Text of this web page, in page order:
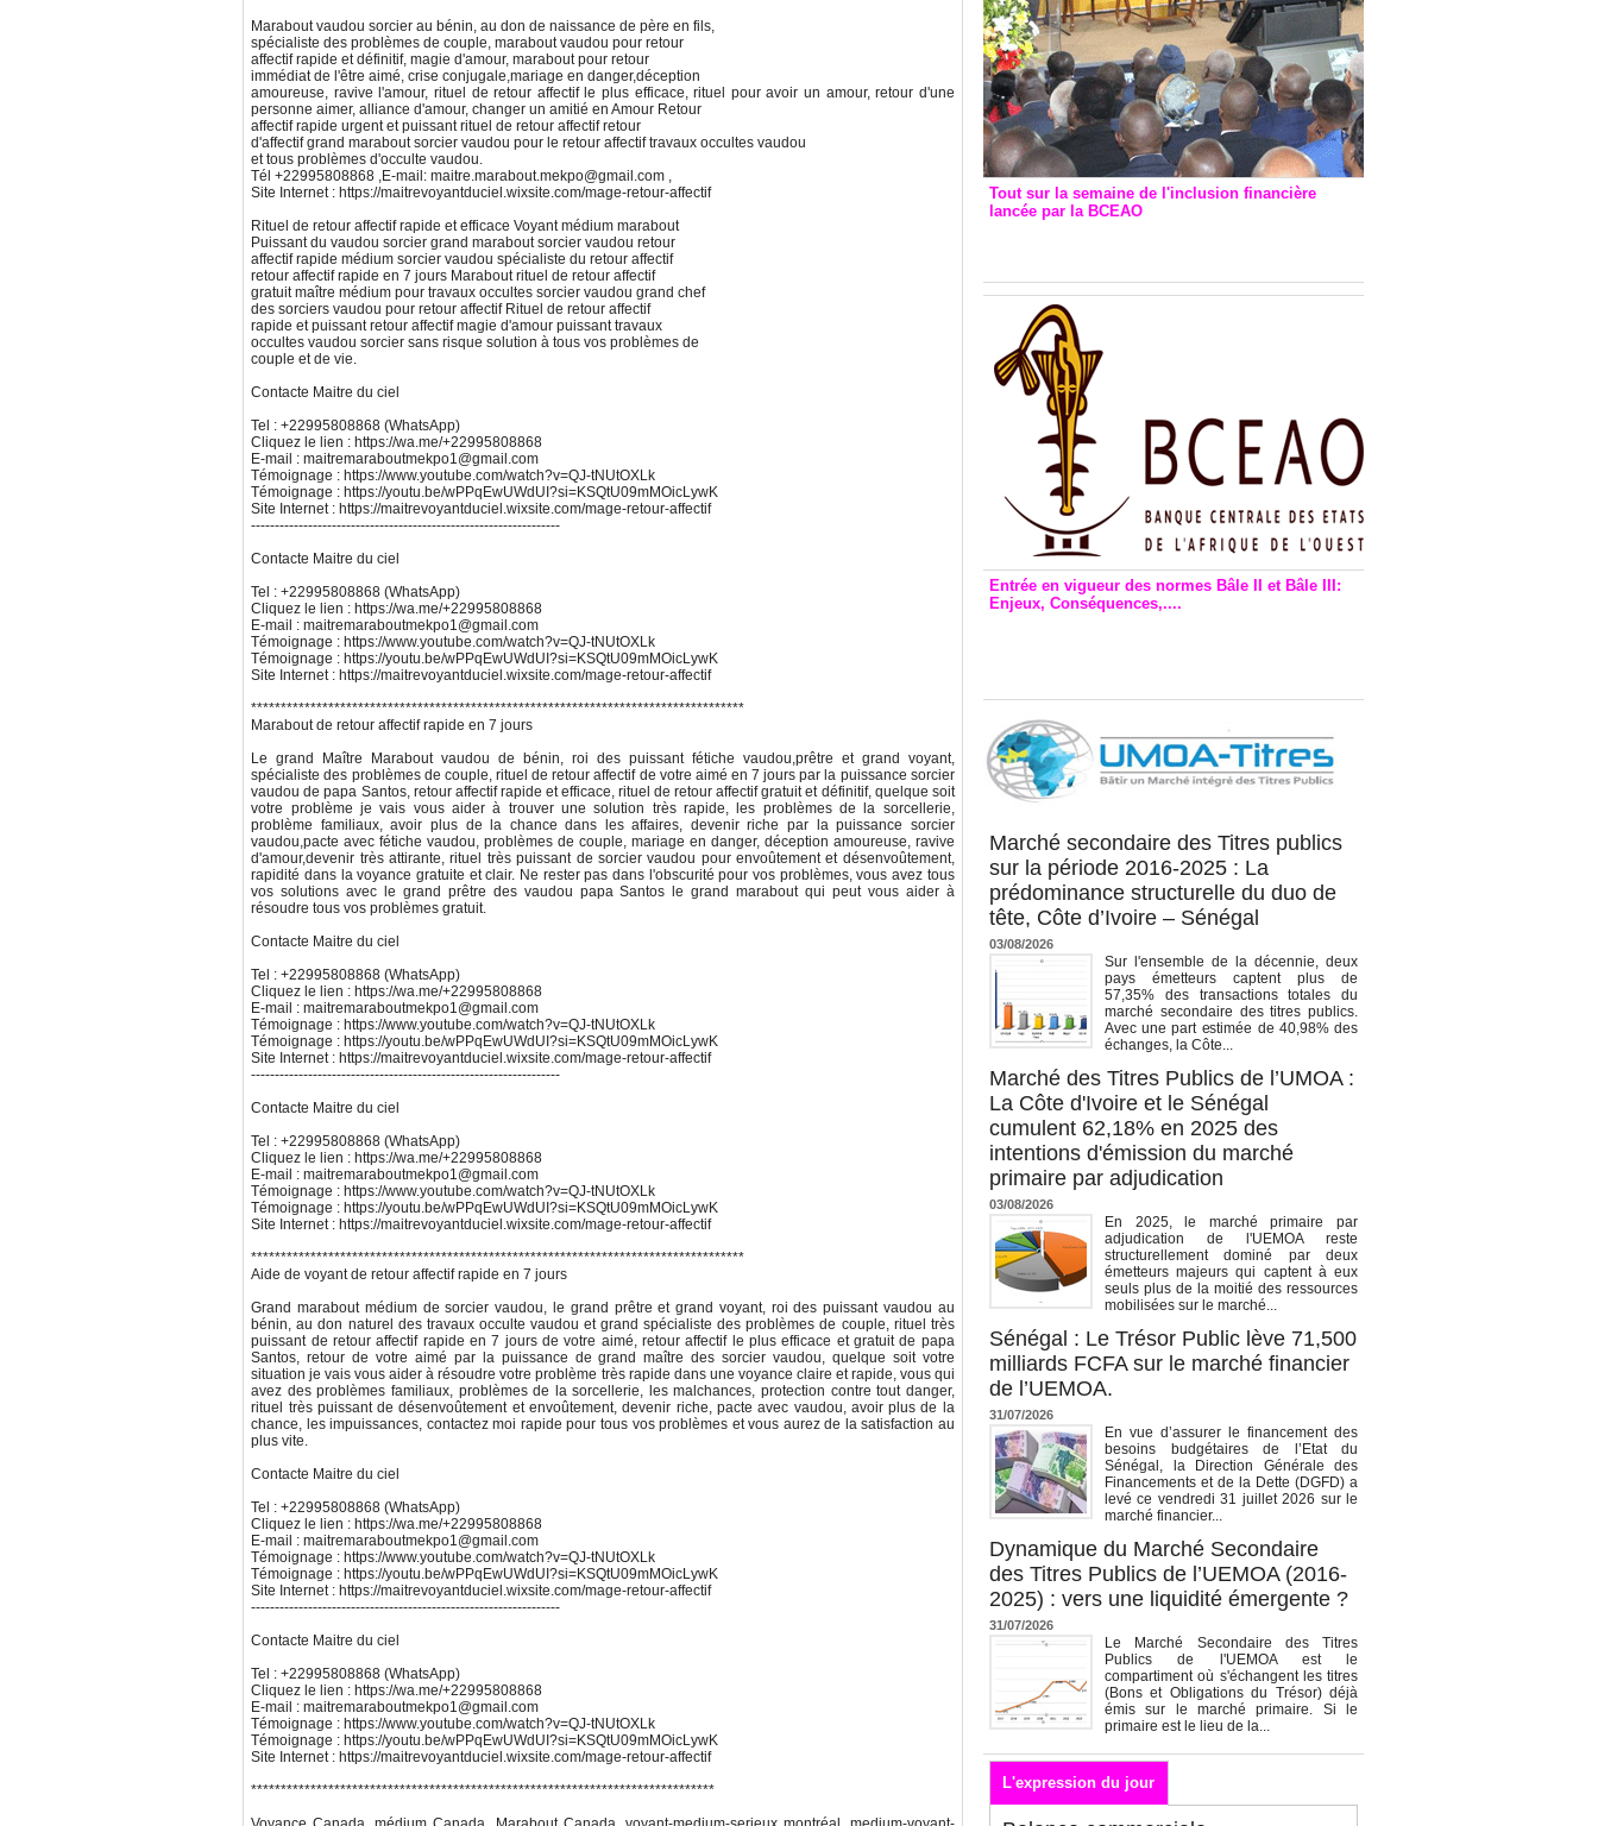
Marabout vaudou sorcier au bénin, au don de naissance de père en fils,
spécialiste des problèmes de couple, marabout vaudou pour retour
affectif rapide et définitif, magie d'amour, marabout pour retour
immédiat de l'être aimé, crise conjugale,mariage en danger,déception
amoureuse, ravive l'amour, rituel de retour affectif le plus efficace, rituel pour avoir un amour, retour d'une
personne aimer, alliance d'amour, changer un amitié en Amour Retour
affectif rapide urgent et puissant rituel de retour affectif retour
d'affectif grand marabout sorcier vaudou pour le retour affectif travaux occultes vaudou
et tous problèmes d'occulte vaudou.
Tél +22995808868 ,E-mail: maitre.marabout.mekpo@gmail.com ,
Site Internet : https://maitrevoyantduciel.wixsite.com/mage-retour-affectif
Rituel de retour affectif rapide et efficace Voyant médium marabout
Puissant du vaudou sorcier grand marabout sorcier vaudou retour
affectif rapide médium sorcier vaudou spécialiste du retour affectif
retour affectif rapide en 7 jours Marabout rituel de retour affectif
gratuit maître médium pour travaux occultes sorcier vaudou grand chef
des sorciers vaudou pour retour affectif Rituel de retour affectif
rapide et puissant retour affectif magie d'amour puissant travaux
occultes vaudou sorcier sans risque solution à tous vos problèmes de
couple et de vie.
Contacte Maitre du ciel
Tel : +22995808868 (WhatsApp)
Cliquez le lien : https://wa.me/+22995808868
E-mail : maitremaraboutmekpo1@gmail.com
Témoignage : https://www.youtube.com/watch?v=QJ-tNUtOXLk
Témoignage : https://youtu.be/wPPqEwUWdUI?si=KSQtU09mMOicLywK
Site Internet : https://maitrevoyantduciel.wixsite.com/mage-retour-affectif
-----------------------------------------------------------------
Contacte Maitre du ciel
Tel : +22995808868 (WhatsApp)
Cliquez le lien : https://wa.me/+22995808868
E-mail : maitremaraboutmekpo1@gmail.com
Témoignage : https://www.youtube.com/watch?v=QJ-tNUtOXLk
Témoignage : https://youtu.be/wPPqEwUWdUI?si=KSQtU09mMOicLywK
Site Internet : https://maitrevoyantduciel.wixsite.com/mage-retour-affectif
***********************************************************************************
Marabout de retour affectif rapide en 7 jours
Le grand Maître Marabout vaudou de bénin, roi des puissant fétiche vaudou,prêtre et grand voyant,
spécialiste des problèmes de couple, rituel de retour affectif de votre aimé en 7 jours par la puissance sorcier
vaudou de papa Santos, retour affectif rapide et efficace, rituel de retour affectif gratuit et définitif, quelque soit
votre problème je vais vous aider à trouver une solution très rapide, les problèmes de la sorcellerie,
problème familiaux, avoir plus de la chance dans les affaires, devenir riche par la puissance sorcier
vaudou,pacte avec fétiche vaudou, problèmes de couple, mariage en danger, déception amoureuse, ravive
d'amour,devenir très attirante, rituel très puissant de sorcier vaudou pour envoûtement et désenvoûtement,
rapidité dans la voyance gratuite et clair. Ne rester pas dans l'obscurité pour vos problèmes, vous avez tous
vos solutions avec le grand prêtre des vaudou papa Santos le grand marabout qui peut vous aider à
résoudre tous vos problèmes gratuit.
Contacte Maitre du ciel
Tel : +22995808868 (WhatsApp)
Cliquez le lien : https://wa.me/+22995808868
E-mail : maitremaraboutmekpo1@gmail.com
Témoignage : https://www.youtube.com/watch?v=QJ-tNUtOXLk
Témoignage : https://youtu.be/wPPqEwUWdUI?si=KSQtU09mMOicLywK
Site Internet : https://maitrevoyantduciel.wixsite.com/mage-retour-affectif
-----------------------------------------------------------------
Contacte Maitre du ciel
Tel : +22995808868 (WhatsApp)
Cliquez le lien : https://wa.me/+22995808868
E-mail : maitremaraboutmekpo1@gmail.com
Témoignage : https://www.youtube.com/watch?v=QJ-tNUtOXLk
Témoignage : https://youtu.be/wPPqEwUWdUI?si=KSQtU09mMOicLywK
Site Internet : https://maitrevoyantduciel.wixsite.com/mage-retour-affectif
***********************************************************************************
Aide de voyant de retour affectif rapide en 7 jours
Grand marabout médium de sorcier vaudou, le grand prêtre et grand voyant, roi des puissant vaudou au
bénin, au don naturel des travaux occulte vaudou et grand spécialiste des problèmes de couple, rituel très
puissant de retour affectif rapide en 7 jours de votre aimé, retour affectif le plus efficace et gratuit de papa
Santos, retour de votre aimé par la puissance de grand maître des sorcier vaudou, quelque soit votre
situation je vais vous aider à résoudre votre problème très rapide dans une voyance claire et rapide, vous qui
avez des problèmes familiaux, problèmes de la sorcellerie, les malchances, protection contre tout danger,
rituel très puissant de désenvoûtement et envoûtement, devenir riche, pacte avec vaudou, avoir plus de la
chance, les impuissances, contactez moi rapide pour tous vos problèmes et vous aurez de la satisfaction au
plus vite.
Contacte Maitre du ciel
Tel : +22995808868 (WhatsApp)
Cliquez le lien : https://wa.me/+22995808868
E-mail : maitremaraboutmekpo1@gmail.com
Témoignage : https://www.youtube.com/watch?v=QJ-tNUtOXLk
Témoignage : https://youtu.be/wPPqEwUWdUI?si=KSQtU09mMOicLywK
Site Internet : https://maitrevoyantduciel.wixsite.com/mage-retour-affectif
-----------------------------------------------------------------
Contacte Maitre du ciel
Tel : +22995808868 (WhatsApp)
Cliquez le lien : https://wa.me/+22995808868
E-mail : maitremaraboutmekpo1@gmail.com
Témoignage : https://www.youtube.com/watch?v=QJ-tNUtOXLk
Témoignage : https://youtu.be/wPPqEwUWdUI?si=KSQtU09mMOicLywK
Site Internet : https://maitrevoyantduciel.wixsite.com/mage-retour-affectif
******************************************************************************
Tout sur la semaine de l'inclusion financière
lancée par la BCEAO
Entrée en vigueur des normes Bâle II et Bâle III:
Enjeux, Conséquences,....
Marché secondaire des Titres publics
sur la période 2016-2025 : La
prédominance structurelle du duo de
tête, Côte d’Ivoire – Sénégal
03/08/2026
Sur l'ensemble de la décennie, deux
pays émetteurs captent plus de
57,35% des transactions totales du
marché secondaire des titres publics.
Avec une part estimée de 40,98% des
échanges, la Côte...
Marché des Titres Publics de l’UMOA :
La Côte d'Ivoire et le Sénégal
cumulent 62,18% en 2025 des
intentions d'émission du marché
primaire par adjudication
03/08/2026
En 2025, le marché primaire par
adjudication de l'UEMOA reste
structurellement dominé par deux
émetteurs majeurs qui captent à eux
seuls plus de la moitié des ressources
mobilisées sur le marché...
Sénégal : Le Trésor Public lève 71,500
milliards FCFA sur le marché financier
de l’UEMOA.
31/07/2026
En vue d’assurer le financement des
besoins budgétaires de l’Etat du
Sénégal, la Direction Générale des
Financements et de la Dette (DGFD) a
levé ce vendredi 31 juillet 2026 sur le
marché financier...
Dynamique du Marché Secondaire
des Titres Publics de l’UEMOA (2016-
2025) : vers une liquidité émergente ?
31/07/2026
Le Marché Secondaire des Titres
Publics de l'UEMOA est le
compartiment où s'échangent les titres
(Bons et Obligations du Trésor) déjà
émis sur le marché primaire. Si le
primaire est le lieu de la...
L'expression du jour